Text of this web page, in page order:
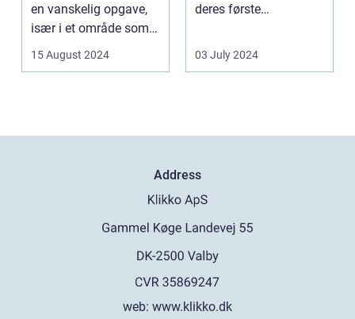
en vanskelig opgave,
især i et område som
15 August 2024
deres første
spillea...
03 July 2024
Address
web: www.klikko.dk